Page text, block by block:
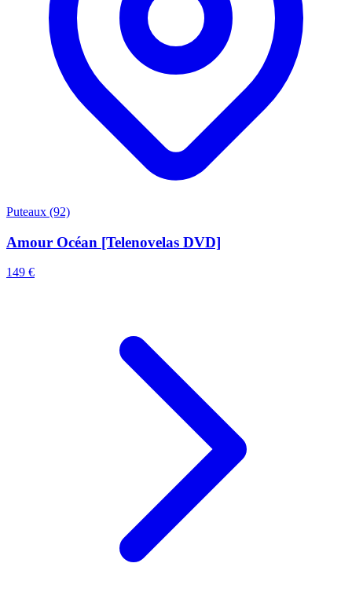
Puteaux (92)
Amour Océan [Telenovelas DVD]
149 €